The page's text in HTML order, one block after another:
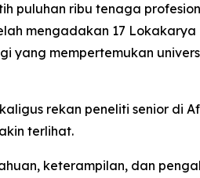
puluhan ribu tenaga
mengadakan 17
yang mempertemukan
rekan peneliti senior di
terlihat.
keterampilan, dan